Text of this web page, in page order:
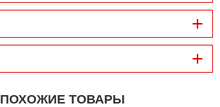
ПОХОЖИЕ ТОВАРЫ